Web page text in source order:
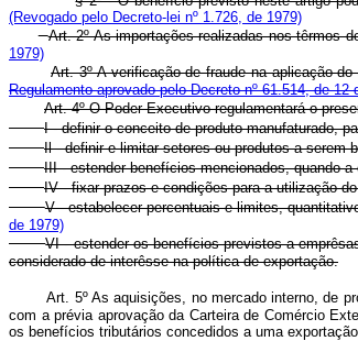
(Revogado pelo Decreto-lei nº 1.726, de 1979)
Art. 2º As importações realizadas nos têrmos
1979)
Art. 3º A verificação de fraude na aplicação
Regulamento aprovado pelo Decreto nº 61.514, de 12
Art. 4º O Poder Executivo regulamentará o
I - definir o conceito de produto manufaturado,
Il - definir e limitar setores ou produtos a serem
III - estender benefícios mencionados, quando
IV - fixar prazos e condições para a utilização
V - estabelecer percentuais e limites,
de 1979)
VI - estender os benefícios previstos a
considerado de interêsse na política de exportação.
Art. 5º As aquisições, no mercado interno, de
com a prévia aprovação da Carteira de Comércio
os benefícios tributários concedidos a uma